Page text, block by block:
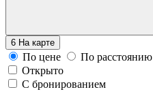
6 На карте
По цене
По расстоянию
Открыто
С бронированием